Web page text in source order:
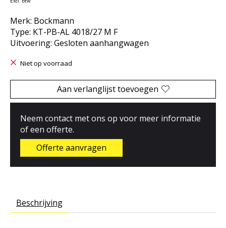
Merk: Bockmann
Type: KT-PB-AL 4018/27 M F
Uitvoering: Gesloten aanhangwagen
Niet op voorraad
Aan verlanglijst toevoegen
Neem contact met ons op voor meer informatie
of een offerte.
Offerte aanvragen
Beschrijving